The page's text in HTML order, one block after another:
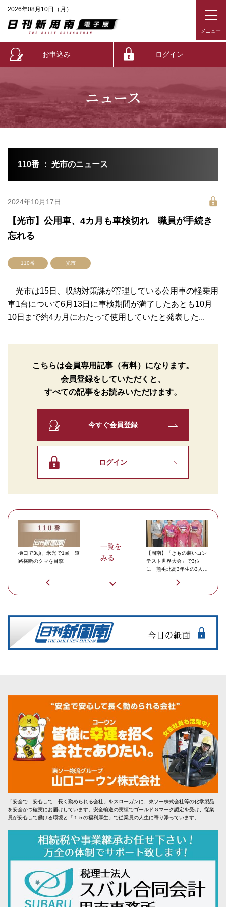
2026年08月10日（月）
お申込み ログイン
ニュース
110番 ： 光市のニュース
2024年10月17日
【光市】公用車、4カ月も車検切れ 職員が手続き
忘れる
110番 光市
光市は15日、収納対策課が管理している公用車の軽乗用
車1台について6月13日に車検期間が満了したあとも10月
10日まで約4カ月にわたって使用していたと発表した...
こちらは会員専用記事（有料）になります。
会員登録をしていただくと、
すべての記事をお読みいただけます。
今すぐ会員登録
ログイン
樋口で3頭、米光で1頭 道
路横断のクマを目撃
一覧を
みる
【周南】「きもの装いコン
テスト世界大会」で3位
に 熊毛北高3年生の3人
「安全で 安心して 長く勤められる会社」をスローガンに、東ソー株式会社等の化学製品
を安全かつ確実にお届けしています。安全輸送の実績でゴールドＧマーク認定を受け、従業
員が安心して働ける環境と「１５の福利厚生」で従業員の人生に寄り添っています。